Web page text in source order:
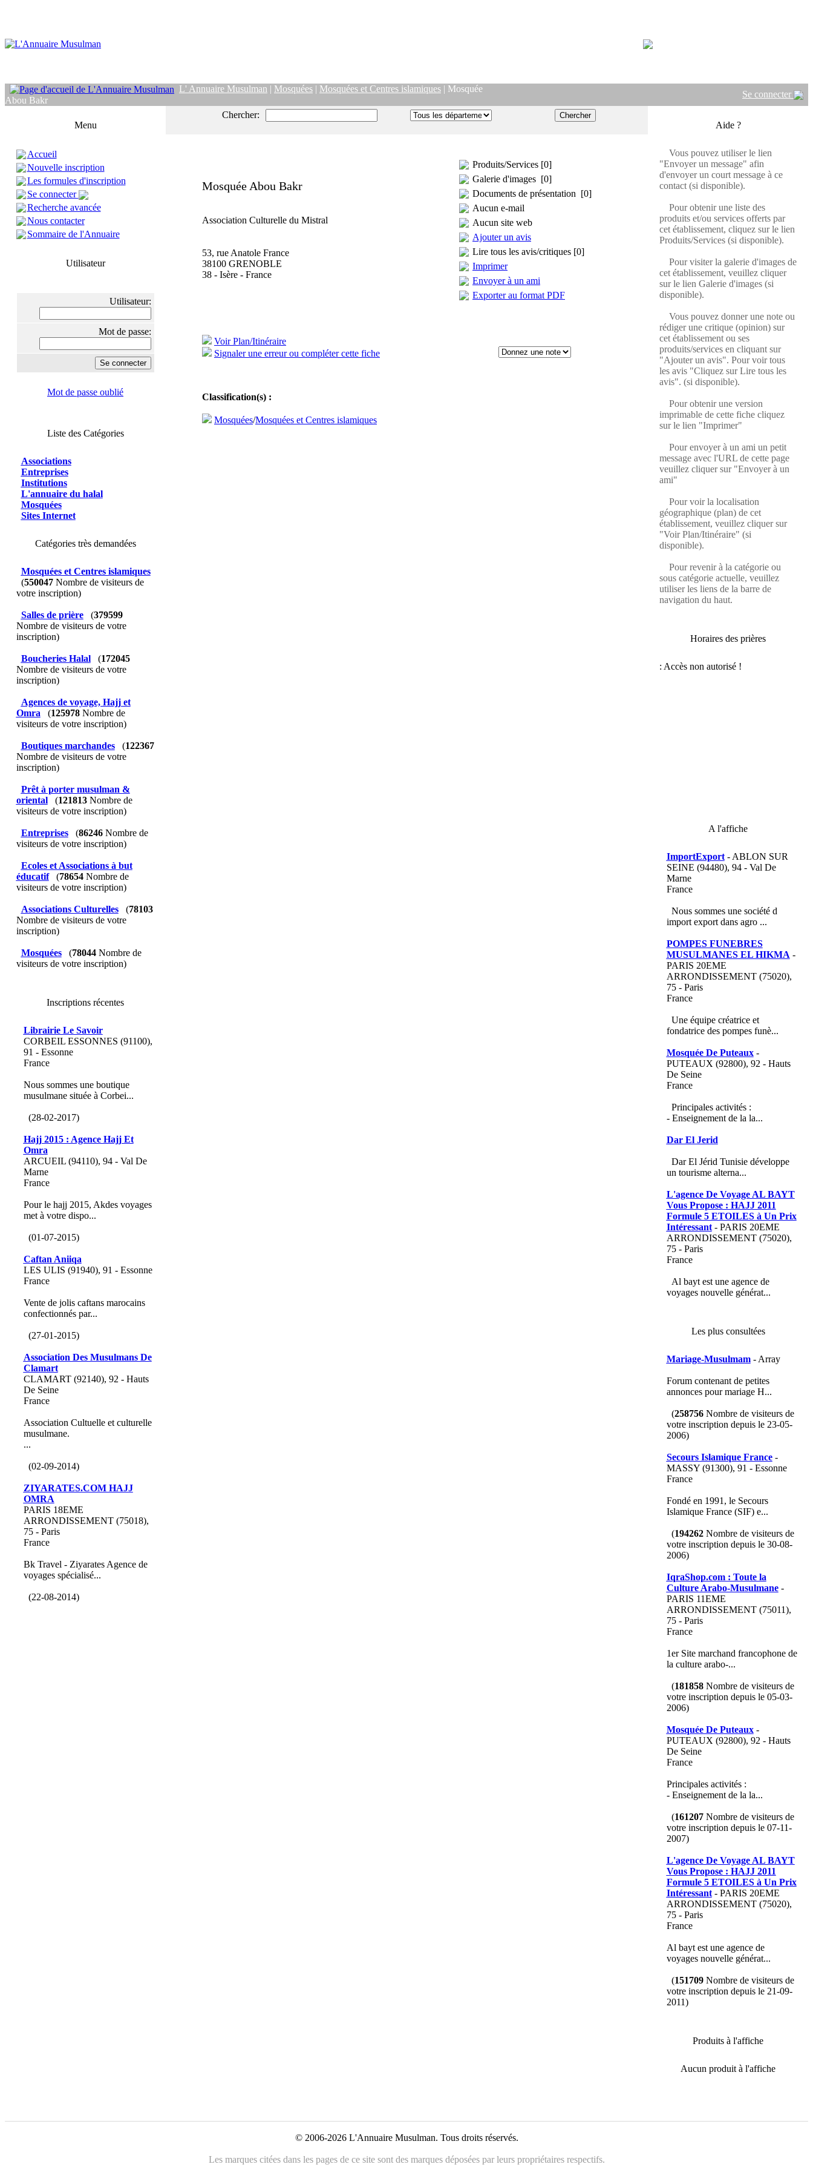
L' Annuaire Musulman | Mosquées | Mosquées et Centres islamiques | Mosquée
Abou Bakr
Se connecter
Menu
Accueil
Nouvelle inscription
Les formules d'inscription
Se connecter
Recherche avancée
Nous contacter
Sommaire de l'Annuaire
Utilisateur
Utilisateur:
Mot de passe:
Mot de passe oublié
Liste des Catégories
Associations
Entreprises
Institutions
L'annuaire du halal
Mosquées
Sites Internet
Catégories très demandées
Mosquées et Centres islamiques
(550047Nombre de visiteurs de
votre inscription)
Salles de prière (379599
Nombre de visiteurs de votre
inscription)
Boucheries Halal (172045
Nombre de visiteurs de votre
inscription)
Agences de voyage, Hajj et
Omra
(125978Nombre de
visiteurs de votre inscription)
Boutiques marchandes (122367
Nombre de visiteurs de votre
inscription)
Prêt à porter musulman &
oriental
(121813Nombre de
visiteurs de votre inscription)
Entreprises (86246Nombre de
visiteurs de votre inscription)
Ecoles et Associations à but
éducatif
(78654Nombre de
visiteurs de votre inscription)
Associations Culturelles (78103
Nombre de visiteurs de votre
inscription)
Mosquées (78044Nombre de
visiteurs de votre inscription)
Inscriptions récentes
Librairie Le Savoir
CORBEIL ESSONNES (91100),
91 - Essonne
France
Nous sommes une boutique
musulmane située à Corbei...
(28-02-2017)
Hajj 2015 : Agence Hajj Et
Omra
ARCUEIL (94110), 94 - Val De
Marne
France
Pour le hajj 2015, Akdes voyages
met à votre dispo...
(01-07-2015)
Caftan Aniiqa
LES ULIS (91940), 91 - Essonne
France
Vente de jolis caftans marocains
confectionnés par...
(27-01-2015)
Association Des Musulmans De
Clamart
CLAMART (92140), 92 - Hauts
De Seine
France
Association Cultuelle et culturelle
musulmane.
...
(02-09-2014)
ZIYARATES.COM HAJJ
OMRA
PARIS 18EME
ARRONDISSEMENT (75018),
75 - Paris
France
Bk Travel - Ziyarates Agence de
voyages spécialisé...
(22-08-2014)
Chercher:
Mosquée Abou Bakr
Association Culturelle du Mistral
53, rue Anatole France
38100 GRENOBLE
38 - Isère - France
Voir Plan/Itinéraire
Signaler une erreur ou compléter cette fiche
Classification(s) :
Mosquées/Mosquées et Centres islamiques
Produits/Services [0]
Galerie d'images [0]
Documents de présentation [0]
Aucun e-mail
Aucun site web
Ajouter un avis
Lire tous les avis/critiques [0]
Imprimer
Envoyer à un ami
Exporter au format PDF
Aide ?
Vous pouvez utiliser le lien
"Envoyer un message" afin
d'envoyer un court message à ce
contact (si disponible).
Pour obtenir une liste des
produits et/ou services offerts par
cet établissement, cliquez sur le lien
Produits/Services (si disponible).
Pour visiter la galerie d'images de
cet établissement, veuillez cliquer
sur le lien Galerie d'images (si
disponible).
Vous pouvez donner une note ou
rédiger une critique (opinion) sur
cet établissement ou ses
produits/services en cliquant sur
"Ajouter un avis". Pour voir tous
les avis "Cliquez sur Lire tous les
avis". (si disponible).
Pour obtenir une version
imprimable de cette fiche cliquez
sur le lien "Imprimer"
Pour envoyer à un ami un petit
message avec l'URL de cette page
veuillez cliquer sur "Envoyer à un
ami"
Pour voir la localisation
géographique (plan) de cet
établissement, veuillez cliquer sur
"Voir Plan/Itinéraire" (si
disponible).
Pour revenir à la catégorie ou
sous catégorie actuelle, veuillez
utiliser les liens de la barre de
navigation du haut.
Horaires des prières
A l'affiche
ImportExport- ABLON SUR
SEINE (94480), 94 - Val De
Marne
France
Nous sommes une société d
import export dans agro ...
POMPES FUNEBRES
MUSULMANES EL HIKMA -
PARIS 20EME
ARRONDISSEMENT (75020),
75 - Paris
France
Une équipe créatrice et
fondatrice des pompes funè...
Mosquée De Puteaux-
PUTEAUX (92800), 92 - Hauts
De Seine
France
Principales activités :
- Enseignement de la la...
Dar El Jerid
Dar El Jérid Tunisie développe
un tourisme alterna...
L'agence De Voyage AL BAYT
Vous Propose : HAJJ 2011
Formule 5 ETOILES à Un Prix
Intéressant- PARIS 20EME
ARRONDISSEMENT (75020),
75 - Paris
France
Al bayt est une agence de
voyages nouvelle générat...
Les plus consultées
Mariage-Musulmam- Array
Forum contenant de petites
annonces pour mariage H...
(258756Nombre de visiteurs de
votre inscription depuis le 23-05-
2006)
Secours Islamique France-
MASSY (91300), 91 - Essonne
France
Fondé en 1991, le Secours
Islamique France (SIF) e...
(194262Nombre de visiteurs de
votre inscription depuis le 30-08-
2006)
IqraShop.com : Toute la
Culture Arabo-Musulmane-
PARIS 11EME
ARRONDISSEMENT (75011),
75 - Paris
France
1er Site marchand francophone de
la culture arabo-...
(181858Nombre de visiteurs de
votre inscription depuis le 05-03-
2006)
Mosquée De Puteaux-
PUTEAUX (92800), 92 - Hauts
De Seine
France
Principales activités :
- Enseignement de la la...
(161207Nombre de visiteurs de
votre inscription depuis le 07-11-
2007)
L'agence De Voyage AL BAYT
Vous Propose : HAJJ 2011
Formule 5 ETOILES à Un Prix
Intéressant- PARIS 20EME
ARRONDISSEMENT (75020),
75 - Paris
France
Al bayt est une agence de
voyages nouvelle générat...
(151709Nombre de visiteurs de
votre inscription depuis le 21-09-
2011)
Produits à l'affiche
Aucun produit à l'affiche
© 2006-2026 L'Annuaire Musulman. Tous droits réservés.
Les marques citées dans les pages de ce site sont des marques déposées par leurs propriétaires respectifs.